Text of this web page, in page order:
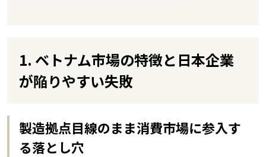
1. ベトナム市場の特徴と日本企業
が陥りやすい失敗
製造拠点目線のまま消費市場に参入す
る落とし穴